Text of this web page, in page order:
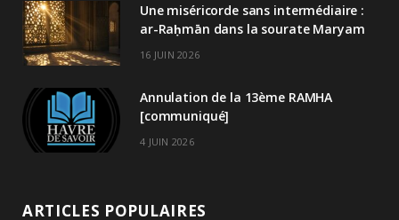
Une miséricorde sans intermédiaire :
ar-Raḥmān dans la sourate Maryam
16 JUIN 2026
Annulation de la 13ème RAMHA
[communiqué]
4 JUIN 2026
ARTICLES POPULAIRES